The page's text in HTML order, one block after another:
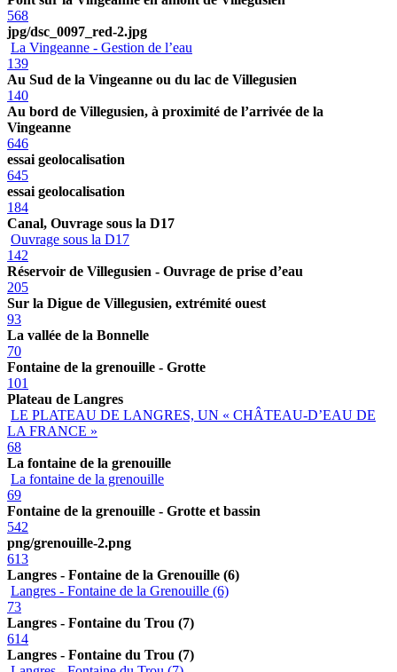
568
jpg/dsc_0097_red-2.jpg
La Vingeanne - Gestion de l’eau
139
Au Sud de la Vingeanne ou du lac de Villegusien
140
Au bord de Villegusien, à proximité de l’arrivée de la
Vingeanne
646
essai geolocalisation
645
essai geolocalisation
184
Canal, Ouvrage sous la D17
Ouvrage sous la D17
142
Réservoir de Villegusien - Ouvrage de prise d’eau
205
Sur la Digue de Villegusien, extrémité ouest
93
La vallée de la Bonnelle
70
Fontaine de la grenouille - Grotte
101
Plateau de Langres
LE PLATEAU DE LANGRES, UN « CHÂTEAU-D’EAU DE
LA FRANCE »
68
La fontaine de la grenouille
La fontaine de la grenouille
69
Fontaine de la grenouille - Grotte et bassin
542
png/grenouille-2.png
613
Langres - Fontaine de la Grenouille (6)
Langres - Fontaine de la Grenouille (6)
73
Langres - Fontaine du Trou (7)
614
Langres - Fontaine du Trou (7)